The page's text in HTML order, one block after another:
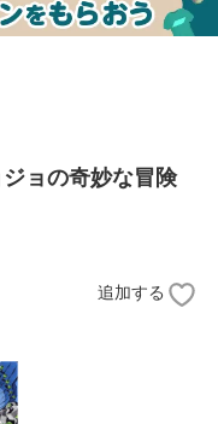
ョの奇妙な冒険
追加する